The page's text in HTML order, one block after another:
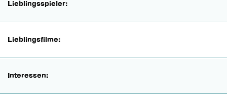
Lieblingsspieler:
Lieblingsfilme:
Interessen: